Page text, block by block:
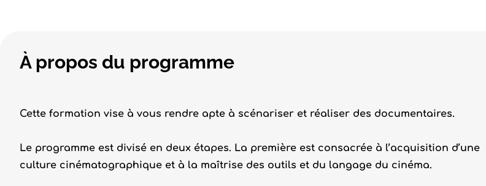
À propos du programme
Cette formation vise à vous rendre apte à scénariser et réaliser des documentaires.
Le programme est divisé en deux étapes. La première est consacrée à l’acquisition d’une
culture cinématographique et à la maîtrise des outils et du langage du cinéma.